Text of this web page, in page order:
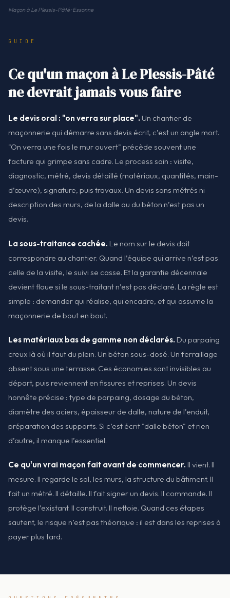
Maçon à Le Plessis-Pâté · Essonne
GUIDE
Ce qu'un maçon à Le Plessis-Pâté
ne devrait jamais vous faire
Le devis oral : "on verra sur place". Un chantier de
maçonnerie qui démarre sans devis écrit, c’est un angle mort.
"On verra une fois le mur ouvert" précède souvent une
facture qui grimpe sans cadre. Le process sain : visite,
diagnostic, métré, devis détaillé (matériaux, quantités, main-
d’œuvre), signature, puis travaux. Un devis sans métrés ni
description des murs, de la dalle ou du béton n’est pas un
devis.
La sous-traitance cachée. Le nom sur le devis doit
correspondre au chantier. Quand l’équipe qui arrive n’est pas
celle de la visite, le suivi se casse. Et la garantie décennale
devient floue si le sous-traitant n’est pas déclaré. La règle est
simple : demander qui réalise, qui encadre, et qui assume la
maçonnerie de bout en bout.
Les matériaux bas de gamme non déclarés. Du parpaing
creux là où il faut du plein. Un béton sous-dosé. Un ferraillage
absent sous une terrasse. Ces économies sont invisibles au
départ, puis reviennent en fissures et reprises. Un devis
honnête précise : type de parpaing, dosage du béton,
diamètre des aciers, épaisseur de dalle, nature de l’enduit,
préparation des supports. Si c’est écrit "dalle béton" et rien
d’autre, il manque l’essentiel.
Ce qu'un vrai maçon fait avant de commencer. Il vient. Il
mesure. Il regarde le sol, les murs, la structure du bâtiment. Il
fait un métré. Il détaille. Il fait signer un devis. Il commande. Il
protège l’existant. Il construit. Il nettoie. Quand ces étapes
sautent, le risque n’est pas théorique : il est dans les reprises à
payer plus tard.